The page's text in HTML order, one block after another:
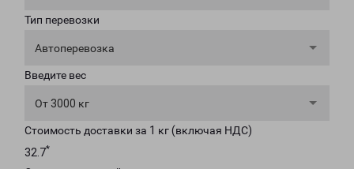
Тип перевозки
Автоперевозка
Введите вес
От 3000 кг
Стоимость доставки за 1 кг (включая НДС)
32.7*